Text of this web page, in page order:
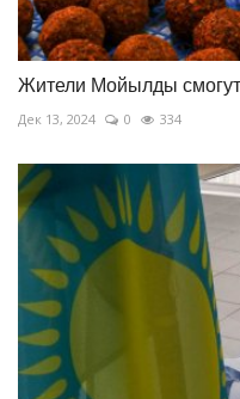
Жители Мойылды
Дек 13, 2024 0 334